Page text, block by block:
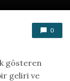
0
gösteren
geliri ve